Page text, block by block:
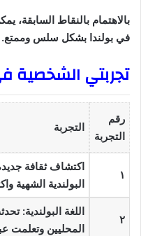
بالاهتمام بالنقاط السابقة،
في بولندا بشكل سلس وممتع.
تجربتي الشخصية
رقم
التجربة
التجربة
١
اكتشاف ثقافة
البولندية الشهية
٢
اللغة البولندية:
المحليين وتعلمت